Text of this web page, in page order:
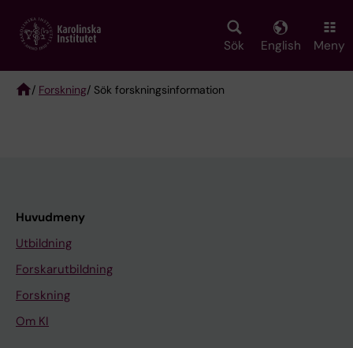
main
Sök English Meny
/ Forskning/ Sök forskningsinformation
Huvudmeny
Utbildning
Forskarutbildning
Forskning
Om KI